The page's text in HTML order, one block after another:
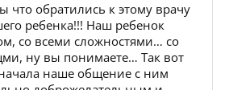
что обратились к этому врачу
ребенка!!! Наш ребенок
со всеми сложностями… со
ну вы понимаете… Так вот
наше общение с ним